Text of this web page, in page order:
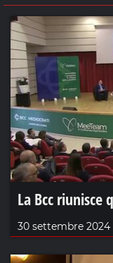
La Bcc riunisce
30 settembre 2024